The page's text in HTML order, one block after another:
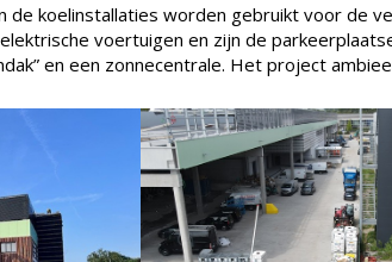
koelinstallaties worden gebruikt voor de
voertuigen en zijn de
en een zonnecentrale. Het project